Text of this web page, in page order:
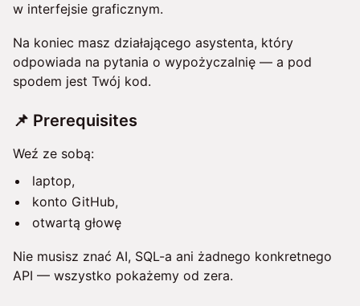
w interfejsie graficznym.
Na koniec masz działającego asystenta, który
odpowiada na pytania o wypożyczalnię — a pod
spodem jest Twój kod.
📌 Prerequisites
Weź ze sobą:
laptop,
konto GitHub,
otwartą głowę
Nie musisz znać AI, SQL-a ani żadnego konkretnego
API — wszystko pokażemy od zera.